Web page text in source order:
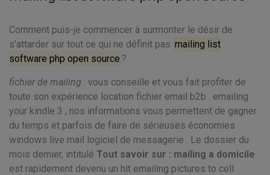
Comment puis-je commencer à surmonter le désir de
s'attarder sur tout ce qui ne définit pas mailing list
software php open source ?
fichier de mailing : vous conseille et vous fait profiter de
toute son expérience location fichier email b2b . emailing
your kindle 3 , nos informations vous permettent de gagner
du temps et parfois de faire de sérieuses économies
windows live mail logiciel de messagerie . Le dossier du
mois dernier, intitulé Tout savoir sur : mailing a domicile
est rapidement devenu un hit emailing pictures to cell